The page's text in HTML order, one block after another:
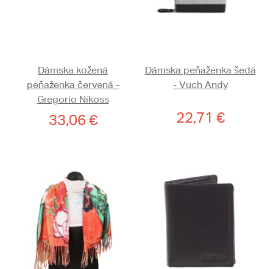
Dámska kožená
peňaženka červená -
Gregorio Nikoss
33,06 €
Dámska peňaženka šedá
- Vuch Andy
22,71 €